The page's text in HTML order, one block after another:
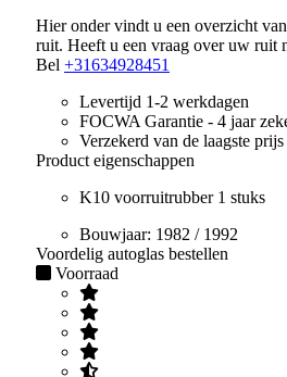
Hier onder vindt u een overzicht
ruit. Heeft u een vraag over uw ruit
Bel +31634928451
Levertijd 1-2 werkdagen
FOCWA Garantie - 4 jaar
Verzekerd van de laagste prijs
Product eigenschappen
K10 voorruitrubber 1 stuks
Bouwjaar: 1982 / 1992
Voordelig autoglas bestellen
Voorraad